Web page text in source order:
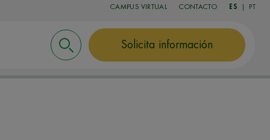
CAMPUS VIRTUAL CONTACTO ES PT
Solicita información